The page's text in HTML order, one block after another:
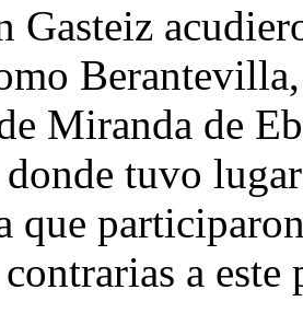
Gasteiz
Miranda de
tuvo
que
a